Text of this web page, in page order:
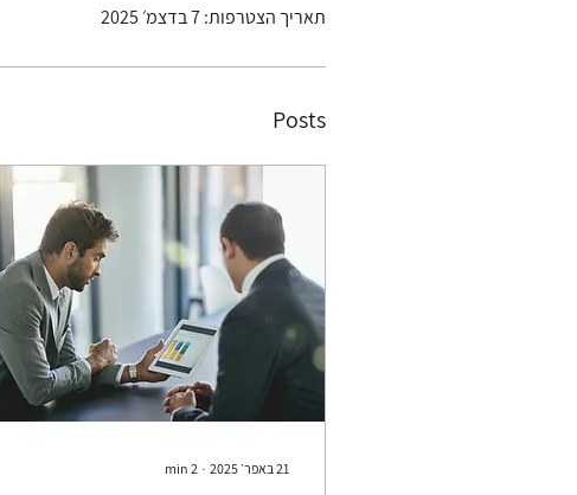
תאריך הצטרפות: 7 בדצמ׳ 2025
Posts
21 באפר׳ 2025 ∙
2
min